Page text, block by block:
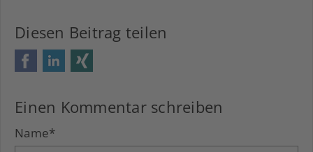
Diesen Beitrag teilen
FacebookLinkedIn
Einen Kommentar schreiben
Name*